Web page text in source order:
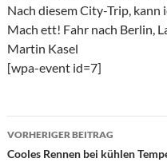
Nach diesem City-Trip, kann
Mach ett! Fahr nach Berlin,
Martin Kasel
[wpa-event id=7]
VORHERIGER BEITRAG
Cooles Rennen bei kühlen